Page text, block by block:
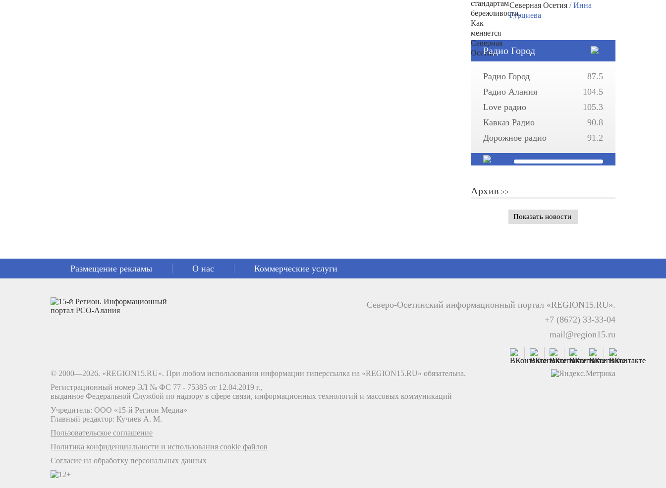
Северная Осетия/ Инна
Гурциева
Радио Город
Радио Город
87.5
Радио Алания
104.5
Love радио
105.3
Кавказ Радио
90.8
Дорожное радио
91.2
Архив
Показать новости
Размещение рекламы О нас Коммерческие услуги
Северо-Осетинский информационный портал «REGION15.RU».
+7 (8672) 33-33-04
mail@region15.ru
© 2000—2026. «REGION15.RU». При любом использовании информации гиперссылка на «REGION15.RU» обязательна.
Регистрационный номер ЭЛ № ФС 77 - 75385 от 12.04.2019 г.,
выданное Федеральной Службой по надзору в сфере связи, информационных технологий и массовых коммуникаций
Учредитель: ООО «15-й Регион Медиа»
Главный редактор: Кучиев А. М.
Пользовательское соглашение
Политика конфиденциальности и использования cookie файлов
Согласие на обработку персональных данных